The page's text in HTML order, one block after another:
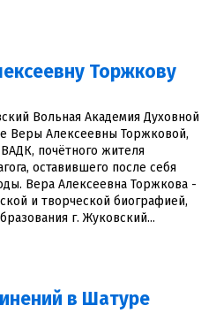
Торжкову
Вольная Академия Духовной
Веры Алексеевны Торжковой,
почётного жителя
оставившего после себя
Вера Алексеевна Торжкова -
и творческой биографией,
г. Жуковский...
в Шатуре